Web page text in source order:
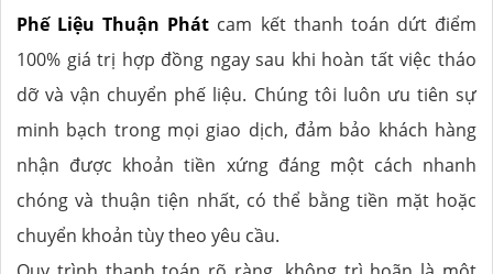
Phế Liệu Thuận Phát cam kết thanh toán dứt điểm
100% giá trị hợp đồng ngay sau khi hoàn tất việc tháo
dỡ và vận chuyển phế liệu. Chúng tôi luôn ưu tiên sự
minh bạch trong mọi giao dịch, đảm bảo khách hàng
nhận được khoản tiền xứng đáng một cách nhanh
chóng và thuận tiện nhất, có thể bằng tiền mặt hoặc
chuyển khoản tùy theo yêu cầu.